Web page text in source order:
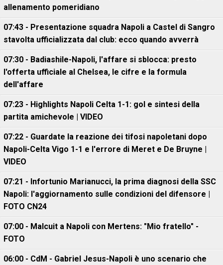
allenamento pomeridiano
07:43 - Presentazione squadra Napoli a Castel di Sangro
stavolta ufficializzata dal club: ecco quando avverrà
07:30 - Badiashile-Napoli, l'affare si sblocca: presto
l'offerta ufficiale al Chelsea, le cifre e la formula
dell'affare
07:23 - Highlights Napoli Celta 1-1: gol e sintesi della
partita amichevole | VIDEO
07:22 - Guardate la reazione dei tifosi napoletani dopo
Napoli-Celta Vigo 1-1 e l'errore di Meret e De Bruyne |
VIDEO
07:21 - Infortunio Marianucci, la prima diagnosi della SSC
Napoli: l'aggiornamento sulle condizioni del difensore |
FOTO CN24
07:00 - Malcuit a Napoli con Mertens: "Mio fratello" -
FOTO
06:00 - CdM - Gabriel Jesus-Napoli è uno scenario che